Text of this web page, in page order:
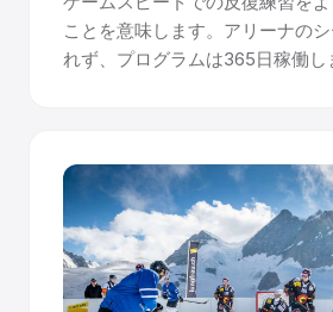
ことを意味します。アリーナの
れず、プログラムは365日稼働し